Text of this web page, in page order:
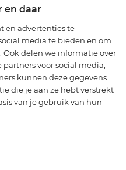
aanbiedingen, promoties
en daar
en advertenties te
media te bieden en om
Ook delen we informatie over
voor social media,
kunnen deze gegevens
die je aan ze hebt verstrekt
van je gebruik van hun